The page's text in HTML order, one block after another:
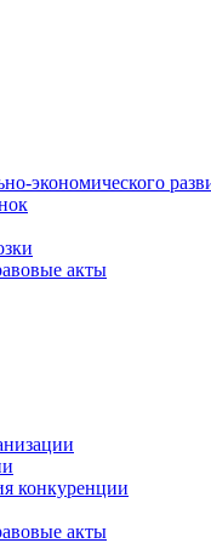
экономического
акты
конкуренции
акты